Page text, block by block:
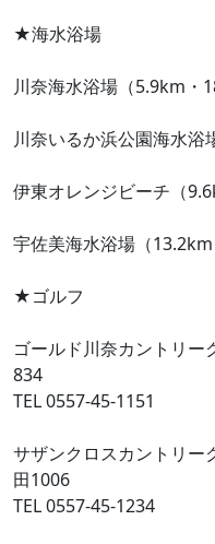
★海水浴場
川奈海水浴場（5.9km・
川奈いるか浜公園海水浴
伊東オレンジビーチ（
宇佐美海水浴場（13.2km
★ゴルフ
ゴールド川奈カントリ
834
TEL 0557-45-1151
サザンクロスカントリー
田1006
TEL 0557-45-1234